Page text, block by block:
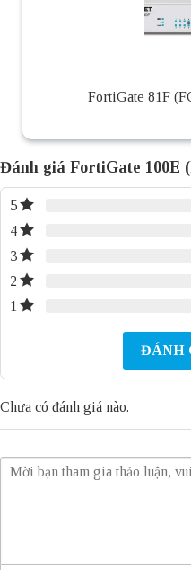
FortiGate 81F
Đánh giá FortiGate 100E
5
4
3
2
1
ĐÁNH
Chưa có đánh giá nào.